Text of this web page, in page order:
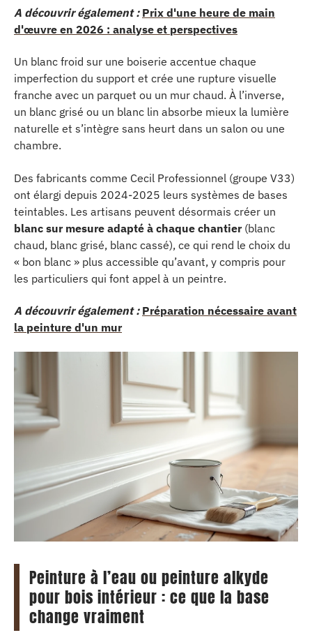
A découvrir également : Prix d'une heure de main
d'œuvre en 2026 : analyse et perspectives
Un blanc froid sur une boiserie accentue chaque
imperfection du support et crée une rupture visuelle
franche avec un parquet ou un mur chaud. À l’inverse,
un blanc grisé ou un blanc lin absorbe mieux la lumière
naturelle et s’intègre sans heurt dans un salon ou une
chambre.
Des fabricants comme Cecil Professionnel (groupe V33)
ont élargi depuis 2024-2025 leurs systèmes de bases
teintables. Les artisans peuvent désormais créer un
blanc sur mesure adapté à chaque chantier(blanc
chaud, blanc grisé, blanc cassé), ce qui rend le choix du
« bon blanc » plus accessible qu’avant, y compris pour
les particuliers qui font appel à un peintre.
A découvrir également : Préparation nécessaire avant
la peinture d'un mur
Peinture à l’eau ou peinture alkyde
pour bois intérieur : ce que la base
change vraiment